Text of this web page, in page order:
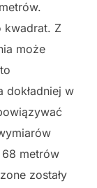
kwadrat. Z
może
dokładniej w
68 metrów
zostały